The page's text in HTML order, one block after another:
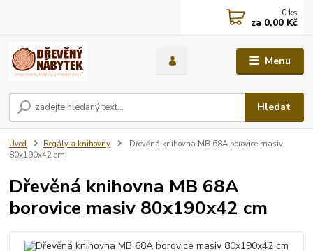
Menu
Hledat
0 ks
za 0,00 Kč
Úvod Regály a knihovny
Dřevěná knihovna MB 68A borovice masiv
80x190x42 cm
Dřevěná knihovna MB 68A
borovice masiv 80x190x42 cm